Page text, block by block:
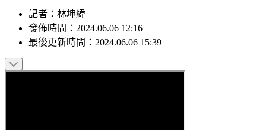
記者 ： 林坤緯
發佈時間： 2024.06.06 12:16
最後更新時間： 2024.06.06 15:39